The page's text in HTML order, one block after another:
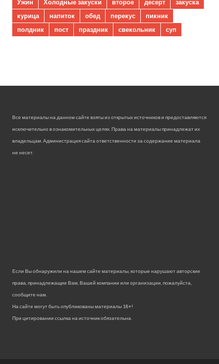
Ужин
Холодные закуски второе десерт
закуска
курица
напиток обед перекус
пикник
полдник
пост праздник свекольник суп
Все материалы на данном сайте взяты из открытых источников и предоставляются
исключительно в ознакомительных целях. Права на материалы принадлежат их
владельцам. Администрация сайта ответственности за содержание материала
не несет.
Если Вы обнаружили на нашем сайте материалы, которые нарушают авторские
права, принадлежащие Вам, Вашей компании или организации, пожалуйста,
сообщите нам.
На сайте могут быть опубликованы материалы 18+!
При цитировании ссылка на источник обязательна.